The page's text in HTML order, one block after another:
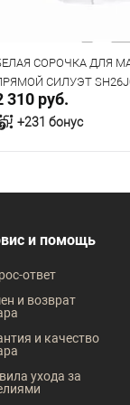
СОРОЧКА ДЛЯ
СИЛУЭТ
310 руб.
+231 бонус
В
В наличии
33
Рост
140
и помощь
ответ
и возврат
и качество
ухода за